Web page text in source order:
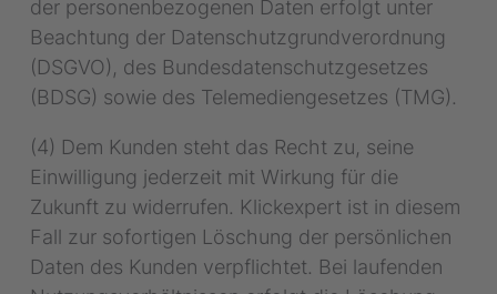
der personenbezogenen Daten erfolgt unter
Beachtung der Datenschutzgrundverordnung
(DSGVO), des Bundesdatenschutzgesetzes
(BDSG) sowie des Telemediengesetzes (TMG).
(4) Dem Kunden steht das Recht zu, seine
Einwilligung jederzeit mit Wirkung für die
Zukunft zu widerrufen. Klickexpert ist in diesem
Fall zur sofortigen Löschung der persönlichen
Daten des Kunden verpflichtet. Bei laufenden